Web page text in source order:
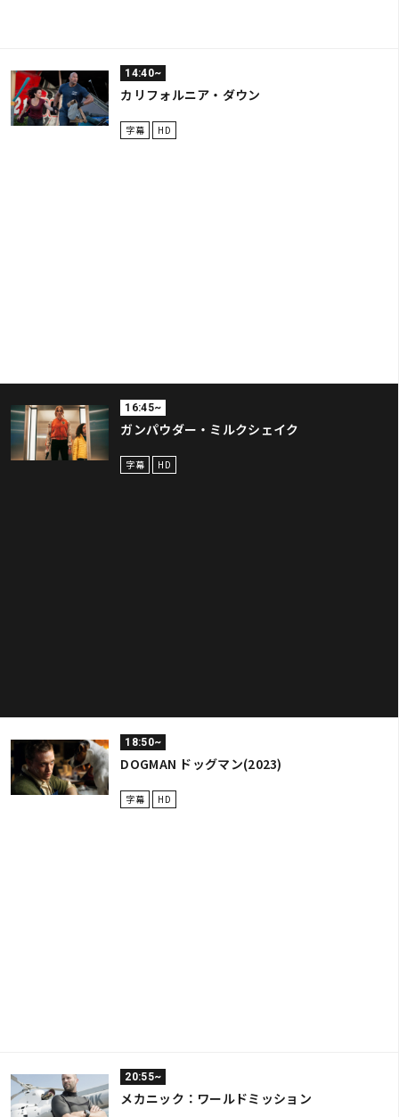
14:40~
カリフォルニア・ダウン
字幕 HD
16:45~
ガンパウダー・ミルクシェイク
字幕 HD
18:50~
DOGMAN ドッグマン(2023)
字幕 HD
20:55~
メカニック：ワールドミッション